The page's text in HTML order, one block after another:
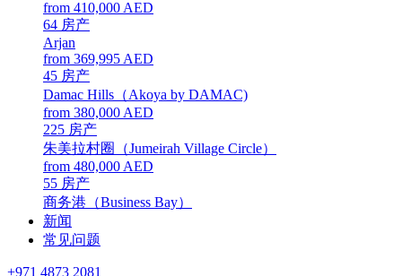
from 410,000 AED
64 房产
Arjan
from 369,995 AED
45 房产
Damac Hills（Akoya by DAMAC)
from 380,000 AED
225 房产
朱美拉村圈（Jumeirah Village Circle）
from 480,000 AED
55 房产
商务港（Business Bay）
新闻
常见问题
+971 4873 2081